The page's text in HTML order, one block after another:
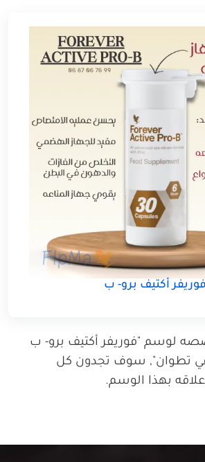
فوريفر أكتيف برو- ب
لوسم "فوريفر أكتيف برو- ب
في تطوان", سوف تجدون كل
علاقه بهذا الوسم.